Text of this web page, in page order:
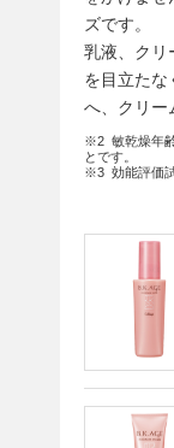
ズです。
乳液、クリ
を目立たな
へ、クリー
※2 敏乾燥年
とです。
※3 効能評価